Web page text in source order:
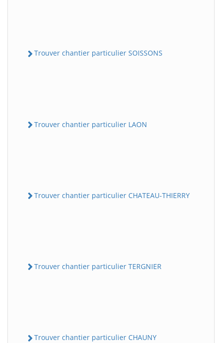
Trouver chantier particulier SOISSONS
Trouver chantier particulier LAON
Trouver chantier particulier CHATEAU-THIERRY
Trouver chantier particulier TERGNIER
Trouver chantier particulier CHAUNY